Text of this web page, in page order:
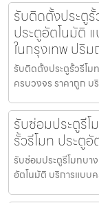
รับติดตั้งประตูรั้
ประตูอัตโนมัติ
ในกรุงเทพ ปริ
รับติดตั้งประตูรั้วรีโม
ครบวงจร ราคาถูก
รับซ่อมประตูรี
รั้วรีโมท ประตู
รับซ่อมประตูรีโมทบา
อัตโนมัติ บริการแบบ